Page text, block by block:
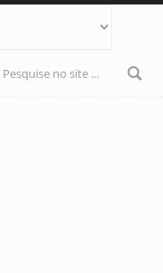
Formulário